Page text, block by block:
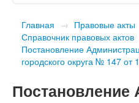
Главная → Правовые акты
Справочник правовых актов
Постановление
городского округа № 147 от
Постановление